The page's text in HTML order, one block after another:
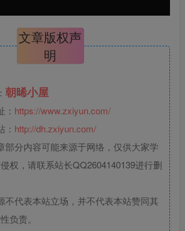
文章版权声
明
朝晞小屋
： https://www.zxiyun.com/
： http://dh.zxiyun.com/
部分内容可能来源于网络，仅供大家学
权，请联系站长QQ2604140139进行删
不代表本站立场，并不代表本站赞同其
负责。